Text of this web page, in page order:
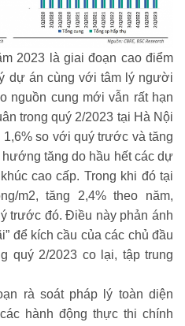
2023 là giai đoạn cao điểm
dự án cùng với tâm lý người
nguồn cung mới vẫn rất hạn
trong quý 2/2023 tại Hà Nội
1,6% so với quý trước và tăng
tăng do hầu hết các dự
cao cấp. Trong khi đó tại
m2, tăng 2,4% theo năm,
trước đó. Điều này phản ánh
để kích cầu của các chủ đầu
quý 2/2023 co lại, tập trung
rà soát pháp lý toàn diện
hành động thực thi chính